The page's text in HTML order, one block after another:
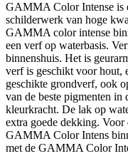
GAMMA Color Intense is
schilderwerk van hoge
GAMMA color intense
een verf op waterbasis.
binnenshuis. Het is
verf is geschikt voor hout,
geschikte grondverf, ook
van de beste pigmenten in
kleurkracht. De lak op
extra goede dekking. Voor
GAMMA Color Intens
met de GAMMA Color